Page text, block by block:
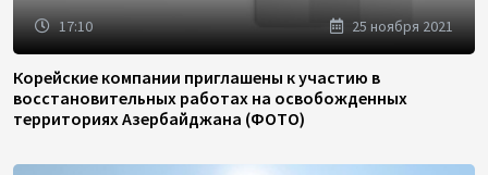
17:10 25 ноября 2021
Корейские компании приглашены к участию в
восстановительных работах на освобожденных
территориях Азербайджана (ФОТО)